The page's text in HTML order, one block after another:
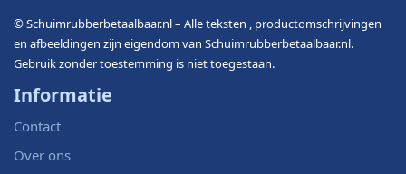
© Schuimrubberbetaalbaar.nl – Alle teksten , productomschrijvingen
en afbeeldingen zijn eigendom van Schuimrubberbetaalbaar.nl.
Gebruik zonder toestemming is niet toegestaan.
Informatie
Contact
Over ons